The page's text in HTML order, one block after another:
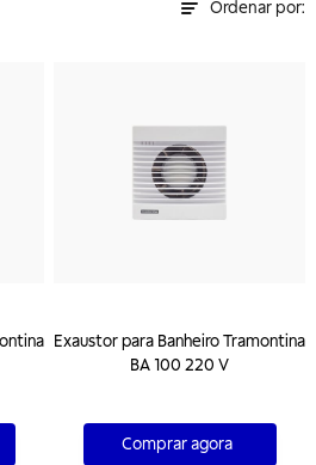
Ordenar por:
Exaustor para Banheiro Tramontina
BA 100 220 V
Comprar agora